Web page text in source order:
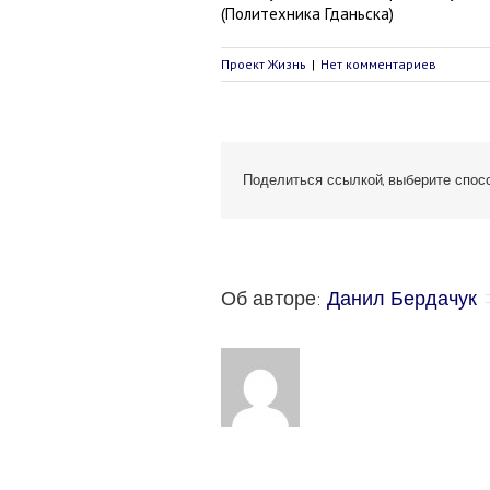
(Политехника Гданьска)
Проект Жизнь | Нет комментариев
Поделиться ссылкой, выберите
Об авторе: Данил Бердачук